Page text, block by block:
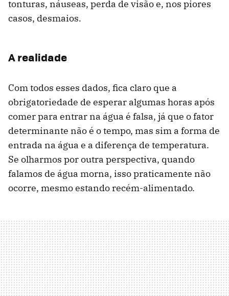
tonturas, náuseas, perda de visão e, nos piores
casos, desmaios.
A realidade
Com todos esses dados, fica claro que a
obrigatoriedade de esperar algumas horas após
comer para entrar na água é falsa, já que o fator
determinante não é o tempo, mas sim a forma de
entrada na água e a diferença de temperatura.
Se olharmos por outra perspectiva, quando
falamos de água morna, isso praticamente não
ocorre, mesmo estando recém-alimentado.